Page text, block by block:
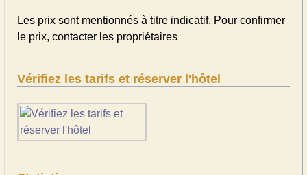
Les prix sont mentionnés à titre indicatif. Pour confirmer
le prix, contacter les propriétaires
Vérifiez les tarifs et réserver l'hôtel